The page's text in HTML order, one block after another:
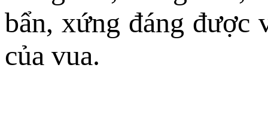
bẩn, xứng đáng được
của vua.